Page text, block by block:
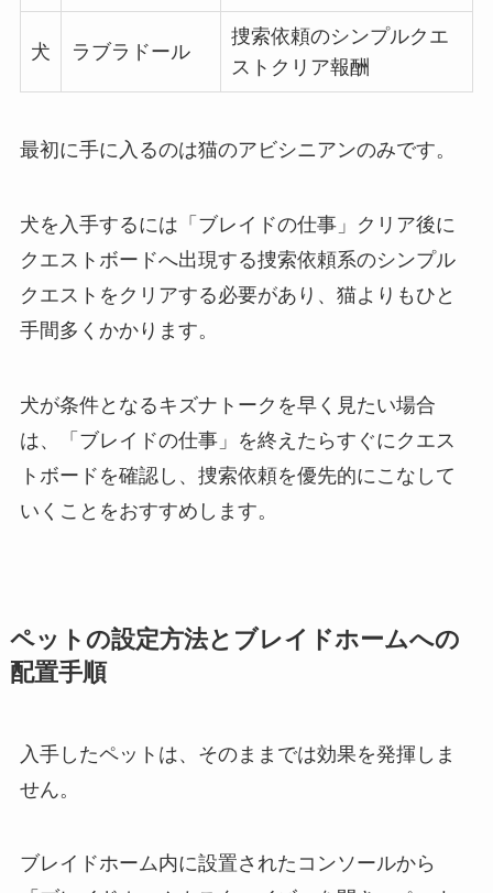
犬 ラブラドール
捜索依頼のシンプルクエ
ストクリア報酬
最初に手に入るのは猫のアビシニアンのみです。
犬を入手するには「ブレイドの仕事」クリア後に
クエストボードへ出現する捜索依頼系のシンプル
クエストをクリアする必要があり、猫よりもひと
手間多くかかります。
犬が条件となるキズナトークを早く見たい場合
は、「ブレイドの仕事」を終えたらすぐにクエス
トボードを確認し、捜索依頼を優先的にこなして
いくことをおすすめします。
ペットの設定方法とブレイドホームへの
配置手順
入手したペットは、そのままでは効果を発揮しま
せん。
ブレイドホーム内に設置されたコンソールから